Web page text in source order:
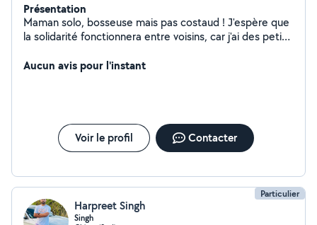
Présentation
Maman solo, bosseuse mais pas costaud ! J'espère que
la solidarité fonctionnera entre voisins, car j'ai des petits
autre... > Je peux aider à faire des CV > Je peux aider en
Aucun avis pour l'instant
Voir le profil Contacter
Particulier
Harpreet Singh
Singh